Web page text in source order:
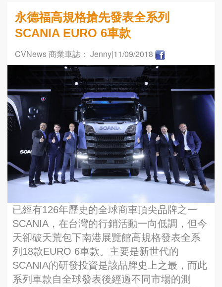
永德福高規格搶先發表全系列
SCANIA EURO 6車款
CVNews 商業車誌： Jenny|11/09/2018
已經有126年歷史的全球商車頂尖品牌之一
SCANIA，在台灣的行銷活動一向低調，但今
天卻破天荒包下南港展覽館高規格發表全系
列18款EURO 6車款。主要是新世代的
SCANIA的研發投資是該品牌史上之最，而此
系列車款自全球發表後經過不同市場的測